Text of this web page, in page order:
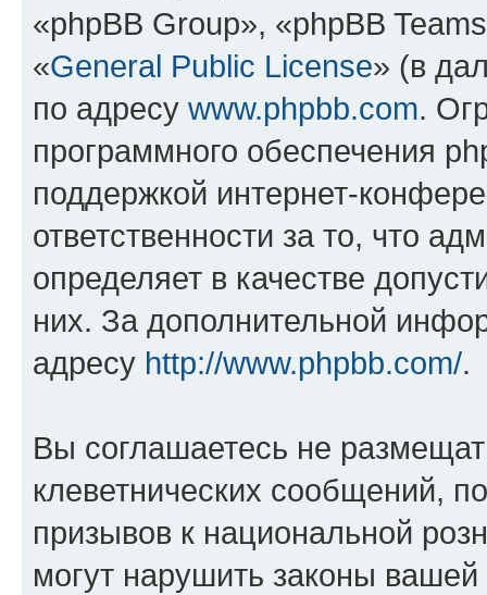
«phpBB Group», «phpBB
«General Public License» (в
по адресу www.phpbb.com.
программного обеспечения
поддержкой интернет-
ответственности за то, что
определяет в качестве
них. За дополнительной
адресу http://www.phpbb.com/.
Вы соглашаетесь не
клеветнических сообщений,
призывов к национальной
могут нарушить законы